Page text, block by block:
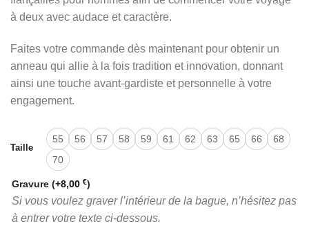
à deux avec audace et caractère.
Faites votre commande dès maintenant pour obtenir un
anneau qui allie à la fois tradition et innovation, donnant
ainsi une touche avant-gardiste et personnelle à votre
engagement.
Taille
55 56 57 58 59 61 62 63 65 66
68
70
Gravure (+8,00 €)
Si vous voulez graver l’intérieur de la bague, n’hésitez pas
à entrer votre texte ci-dessous.